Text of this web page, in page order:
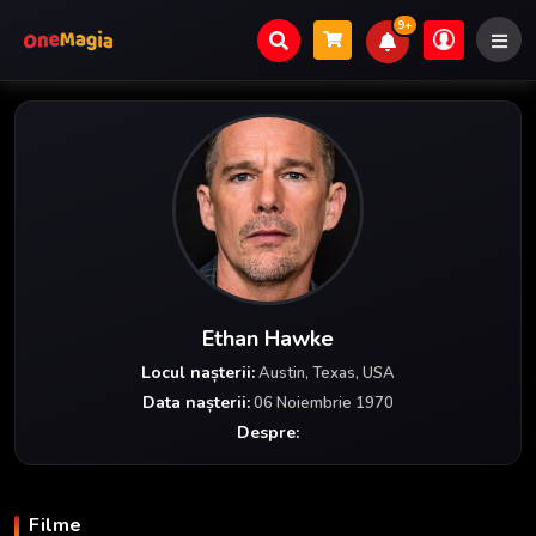
9+
Ethan Hawke
Locul nașterii:Austin, Texas, USA
Data nașterii:06 Noiembrie 1970
Despre:
Filme